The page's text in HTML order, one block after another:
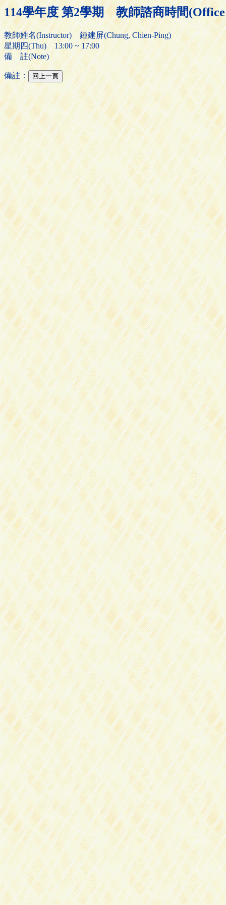
114學年度 第2學期 教師諮商時間
教師姓名(Instructor) 鍾建屏(Chung, Chien-Ping)
星期四(Thu) 13:00 ~ 17:00
備 註(Note)
備註：